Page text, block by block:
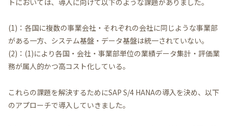
トにおいては、導入に向けて以下のような課題がありました。
(1)：各国に複数の事業会社・それぞれの会社に同じような事業部
がある一方、システム基盤・データ基盤は統一されていない。
(2)：(1)により各国・会社・事業部単位の業績データ集計・評価業
務が属人的かつ高コスト化している。
これらの課題を解決するためにSAP S/4 HANAの導入を決め、以下
のアプローチで導入していきました。